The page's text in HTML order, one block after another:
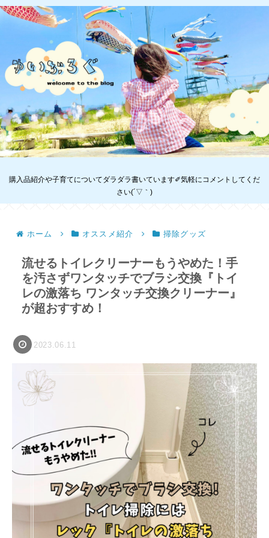
購入品紹介や子育てについてダラダラ書いています✐気軽にコメントしてくだ
さい(´▽｀)
ホーム オススメ紹介 掃除グッズ
流せるトイレクリーナーもうやめた！手
を汚さずワンタッチでブラシ交換『トイ
レの激落ち ワンタッチ交換クリーナー』
が超おすすめ！
2023.06.11